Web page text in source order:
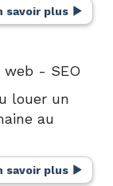
savoir plus
web - SEO
louer un
au
savoir plus